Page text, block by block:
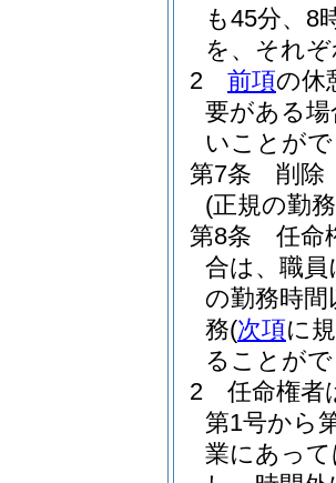
も45分、8
を、それ
2
前項の休
要がある
いことが
第7条
削除
(正規の勤
第8条
任命
合は、職員
の勤務時間
務(次項に
ることが
2
任命権者
第1号から
業にあっ